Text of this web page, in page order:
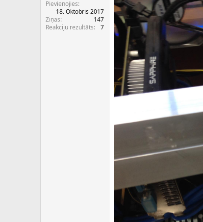
ē
s
Pievienojies
18. Oktobris 2017
Ziņas
147
Reakciju rezultāts
7